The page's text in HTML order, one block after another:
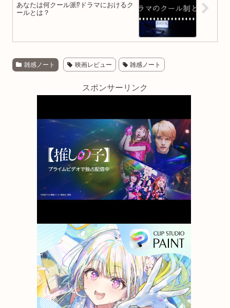
あなたは何クール派⁉ドラマにおけるク
ールとは？
雑感ノート 映画レビュー 雑感ノート
スポンサーリンク